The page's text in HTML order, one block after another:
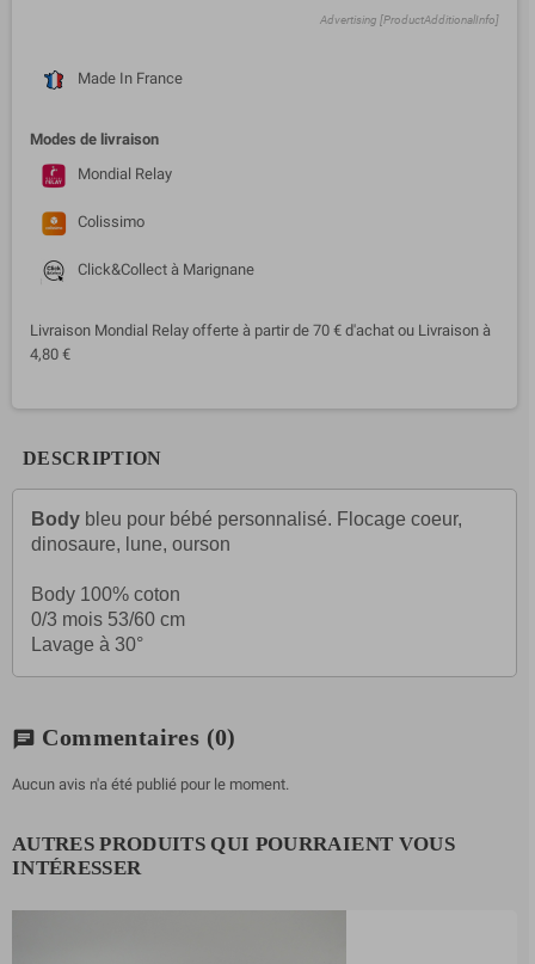
Advertising [ProductAdditionalInfo]
Made In France
Modes de livraison
Mondial Relay
Colissimo
Click&Collect à Marignane
Livraison Mondial Relay offerte à partir de 70 € d'achat ou Livraison à
4,80 €
DESCRIPTION
Body bleu pour bébé personnalisé. Flocage coeur,
dinosaure, lune, ourson
Body 100% coton
0/3 mois 53/60 cm
Lavage à 30°
chat Commentaires (0)
Aucun avis n'a été publié pour le moment.
AUTRES PRODUITS QUI POURRAIENT VOUS
INTÉRESSER